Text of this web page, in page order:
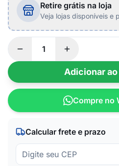
Retire grátis na loja
Veja lojas disponíveis e
Adicionar
Compre no
Calcular frete e prazo